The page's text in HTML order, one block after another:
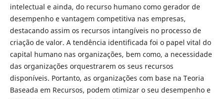
intelectual e ainda, do recurso humano como gerador de
desempenho e vantagem competitiva nas empresas,
destacando assim os recursos intangíveis no processo de
criação de valor. A tendência identificada foi o papel vital do
capital humano nas organizações, bem como, a necessidade
das organizações orquestrarem os seus recursos
disponíveis. Portanto, as organizações com base na Teoria
Baseada em Recursos, podem otimizar o seu desempenho e